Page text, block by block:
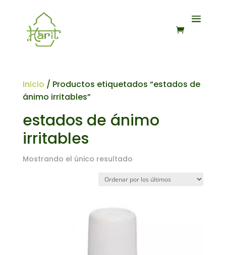
Inicio / Productos etiquetados “estados de
ánimo irritables”
estados de ánimo
irritables
Mostrando el único resultado